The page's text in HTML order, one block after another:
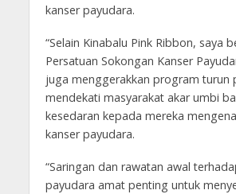
kanser payudara.
“Selain Kinabalu Pink Ribbon, saya
Persatuan Sokongan Kanser
juga menggerakkan program turun
mendekati masyarakat akar umbi
kesedaran kepada mereka
kanser payudara.
“Saringan dan rawatan awal
payudara amat penting untuk